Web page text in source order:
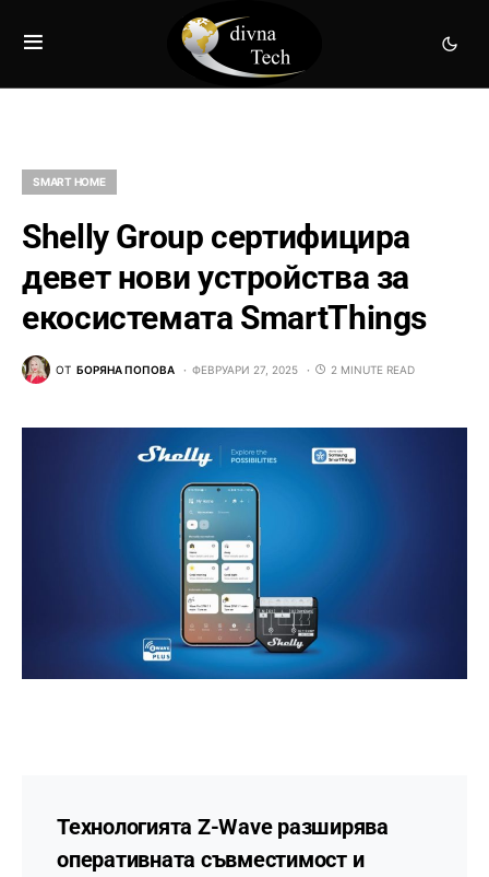
SMART HOME
Shelly Group сертифицира
девет нови устройства за
екосистемата SmartThings
ОТ БОРЯНА ПОПОВА ФЕВРУАРИ 27, 2025 2 MINUTE READ
Технологията Z-Wave разширява
оперативната съвместимост и